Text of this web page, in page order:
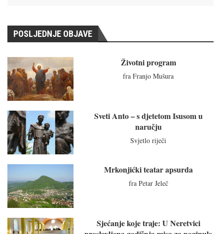
POSLJEDNJE OBJAVE
Životni program
fra Franjo Mušura
Sveti Anto – s djetetom Isusom u
naručju
Svjetlo riječi
Mrkonjićki teatar apsurda
fra Petar Jeleč
Sjećanje koje traje: U Neretvici